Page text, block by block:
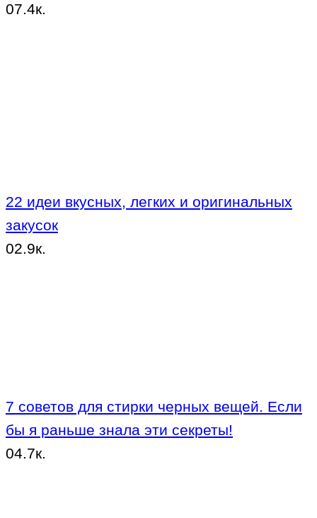
07.4к.
22 идеи вкусных, легких и оригинальных
закусок
02.9к.
7 советов для стирки черных вещей. Если
бы я раньше знала эти секреты!
04.7к.